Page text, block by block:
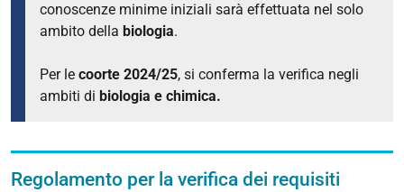
conoscenze minime iniziali sarà effettuata nel solo
ambito della biologia.
Per le coorte 2024/25, si conferma la verifica negli
ambiti di biologia e chimica.
Regolamento per la verifica dei requisiti